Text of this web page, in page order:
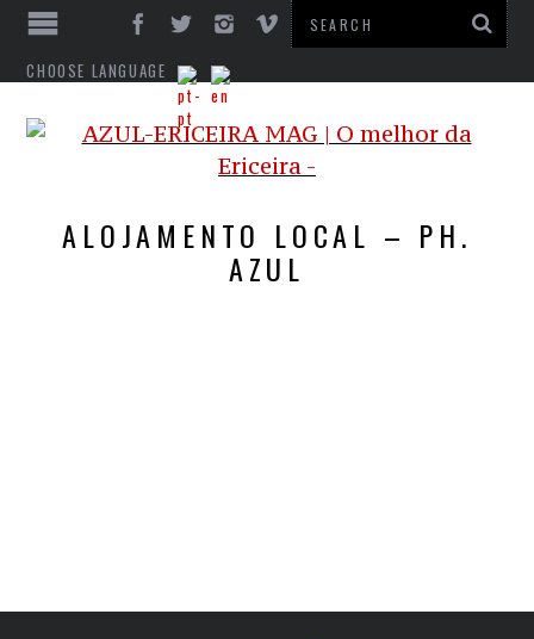
CHOOSE LANGUAGE
ALOJAMENTO LOCAL – PH.
AZUL